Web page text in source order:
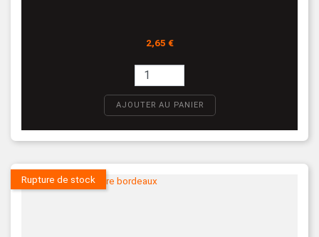
Prix
2,65 €
AJOUTER AU PANIER
Rupture de stock